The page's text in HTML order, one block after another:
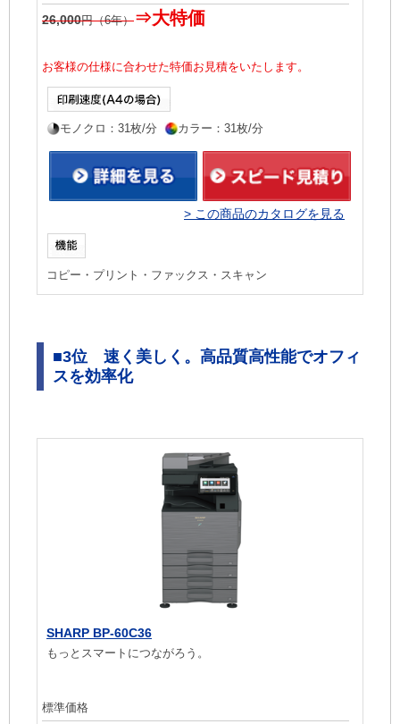
26,000円（6年）⇒大特価
お客様の仕様に合わせた特価お見積をいたします。
モノクロ：31枚/分 カラー：31枚/分
> この商品のカタログを見る
コピー・プリント・ファックス・スキャン
■3位 速く美しく。高品質高性能でオフィ
スを効率化
SHARP BP-60C36
もっとスマートにつながろう。
標準価格